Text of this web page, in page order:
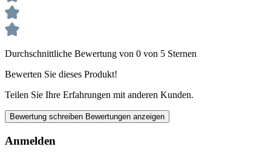
Durchschnittliche Bewertung von 0 von 5 Sternen
Bewerten Sie dieses Produkt!
Teilen Sie Ihre Erfahrungen mit anderen Kunden.
Bewertung schreiben Bewertungen anzeigen
Anmelden